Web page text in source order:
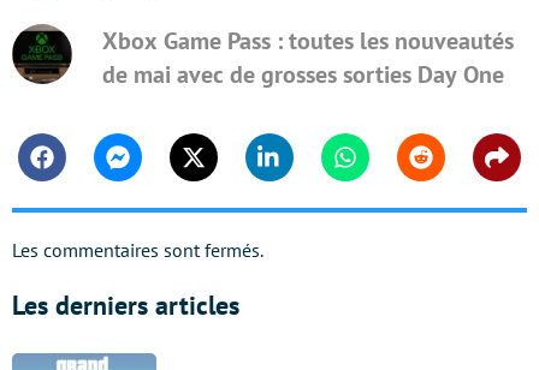
Xbox Game Pass : toutes les nouveautés
de mai avec de grosses sorties Day One
FacebookMessengerTwitter Linkedin WhatsappReddit
Les commentaires sont fermés.
Les derniers articles